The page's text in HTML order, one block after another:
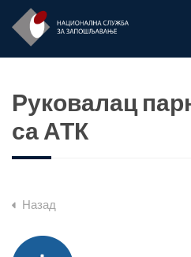
Руковалац
са АТК
Назад